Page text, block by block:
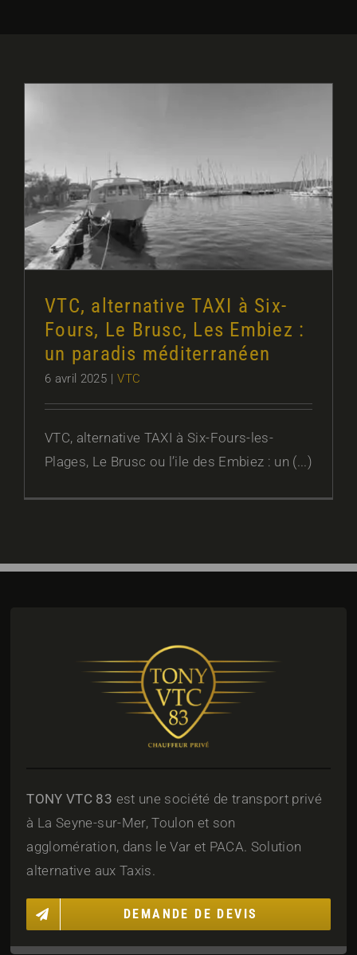
VTC, alternative TAXI à Six-Fours,
Le Brusc, Les Embiez : un paradis
méditerranéen
VTC, alternative TAXI à Six-
Fours, Le Brusc, Les Embiez :
un paradis méditerranéen
6 avril 2025 | VTC
VTC, alternative TAXI à Six-Fours-les-
Plages, Le Brusc ou l’ile des Embiez : un (...)
TONY VTC 83 est une société de transport privé
à La Seyne-sur-Mer, Toulon et son
agglomération, dans le Var et PACA. Solution
alternative aux Taxis.
DEMANDE DE DEVIS